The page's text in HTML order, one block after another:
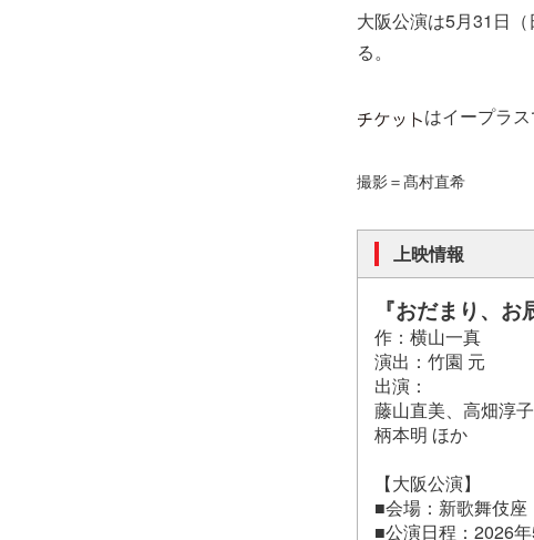
大阪公演は5月31日
る。
はイープラス
撮影＝髙村直希
上映情報
『おだまり、お
作：横山一真
演出：竹園 元
出演：
藤山直美、高畑淳
柄本明 ほか
【大阪公演】
■会場：新歌舞伎座
■公演日程：2026